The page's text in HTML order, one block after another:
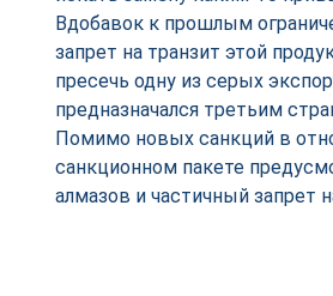
Вдобавок к прошлым
запрет на транзит этой
пресечь одну из серых
предназначался третьим
Помимо новых санкций в
санкционном пакете
алмазов и частичный запрет